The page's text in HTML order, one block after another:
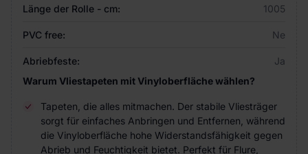
Länge der Rolle - cm: 1005
PVC free: Ne
Abriebfeste:
Ja
Warum Vliestapeten mit Vinyloberfläche wählen?
Tapeten, die alles mitmachen. Der stabile Vliesträger
sorgt für einfaches Anbringen und Entfernen, während
die Vinyloberfläche hohe Widerstandsfähigkeit gegen
Abrieb und Feuchtigkeit bietet. Perfekt für Flure,